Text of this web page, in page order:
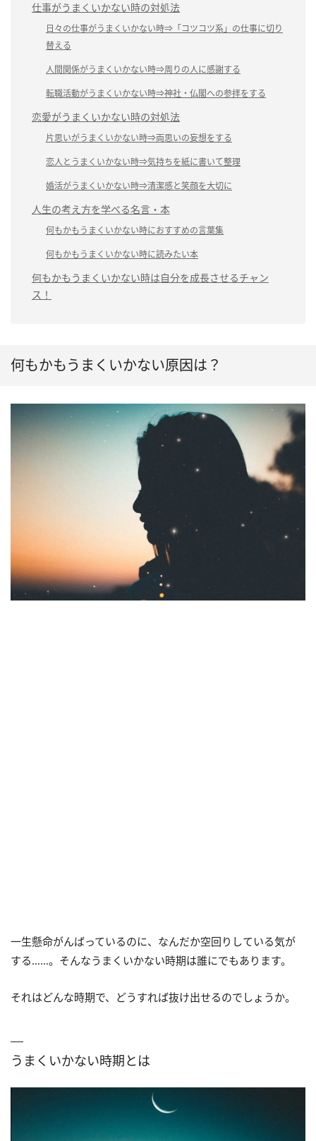
仕事がうまくいかない時の対処法
日々の仕事がうまくいかない時⇒「コツコツ系」の仕事に切り
替える
人間関係がうまくいかない時⇒周りの人に感謝する
転職活動がうまくいかない時⇒神社・仏閣への参拝をする
恋愛がうまくいかない時の対処法
片思いがうまくいかない時⇒両思いの妄想をする
恋人とうまくいかない時⇒気持ちを紙に書いて整理
婚活がうまくいかない時⇒清潔感と笑顔を大切に
人生の考え方を学べる名言・本
何もかもうまくいかない時におすすめの言葉集
何もかもうまくいかない時に読みたい本
何もかもうまくいかない時は自分を成長させるチャン
ス！
何もかもうまくいかない原因は？
一生懸命がんばっているのに、なんだか空回りしている気が
する……。そんなうまくいかない時期は誰にでもあります。
それはどんな時期で、どうすれば抜け出せるのでしょうか。
うまくいかない時期とは